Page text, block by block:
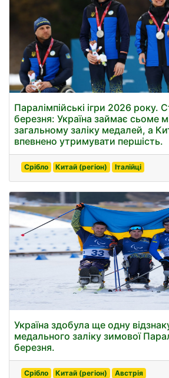
Паралімпійські ігри 2026 року.
березня: Україна займає сьоме
загальному заліку медалей, а
впевнено утримувати першість.
Срібло Китай (регіон) Італійці
Україна здобула ще одну
медального заліку зимової
березня.
Срібло Китай (регіон) Австрія